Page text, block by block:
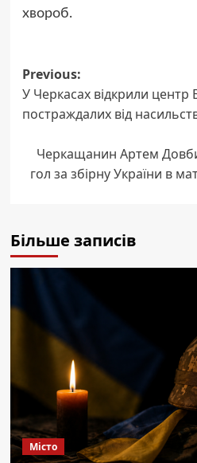
хвороб.
Post
navigation
Previous:
У Черкасах відкрили центр
постраждалих від
Черкащанин Артем
гол за збірну України в
Більше записів
Місто